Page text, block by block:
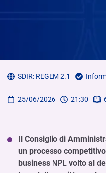
SDIR: REGEM 2.1
25/06/2026 21:30
Il Consiglio di
un processo
business NPL volto al